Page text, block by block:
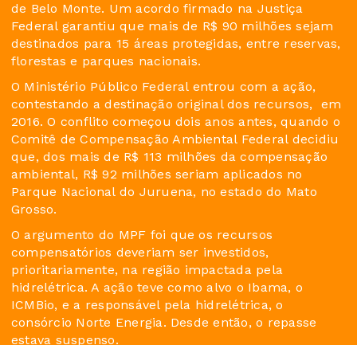
de Belo Monte. Um acordo firmado na Justiça
Federal garantiu que mais de R$ 90 milhões sejam
destinados para 15 áreas protegidas, entre reservas,
florestas e parques nacionais.
O Ministério Público Federal entrou com a ação,
contestando a destinação original dos recursos, em
2016. O conflito começou dois anos antes, quando o
Comitê de Compensação Ambiental Federal decidiu
que, dos mais de R$ 113 milhões da compensação
ambiental, R$ 92 milhões seriam aplicados no
Parque Nacional do Juruena, no estado do Mato
Grosso.
O argumento do MPF foi que os recursos
compensatórios deveriam ser investidos,
prioritariamente, na região impactada pela
hidrelétrica. A ação teve como alvo o Ibama, o
ICMBio, e a responsável pela hidrelétrica, o
consórcio Norte Energia. Desde então, o repasse
estava suspenso.